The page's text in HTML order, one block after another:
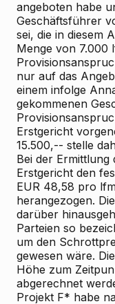
angeboten habe
Geschäftsführer
sei, die in diesem
Menge von 7.000
nur auf das
einem infolge
gekommenen
Erstgericht
15.500,-- stelle
Bei der Ermittlung
Erstgericht den
EUR 48,58 pro
herangezogen.
darüber
Parteien so
um den
gewesen wäre.
Höhe zum
abgerechnet
Projekt F* habe